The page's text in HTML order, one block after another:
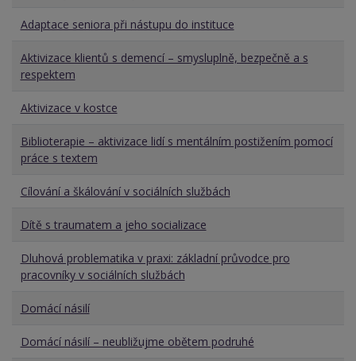
Adaptace seniora při nástupu do instituce
Aktivizace klientů s demencí – smysluplně, bezpečně a s
respektem
Aktivizace v kostce
Biblioterapie – aktivizace lidí s mentálním postižením pomocí
práce s textem
Cílování a škálování v sociálních službách
Dítě s traumatem a jeho socializace
Dluhová problematika v praxi: základní průvodce pro
pracovníky v sociálních službách
Domácí násilí
Domácí násilí – neubližujme obětem podruhé